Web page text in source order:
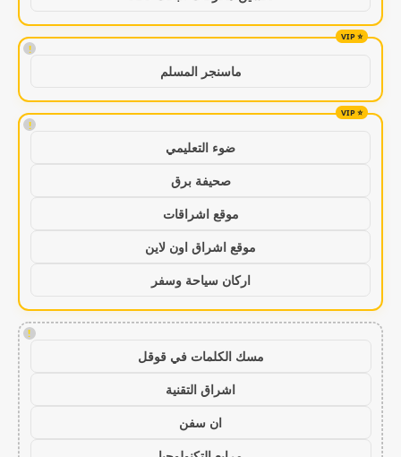
!
ماسنجر المسلم
!
ضوء التعليمي
صحيفة برق
موقع اشراقات
موقع اشراق اون لاين
اركان سياحة وسفر
!
مسك الكلمات في قوقل
اشراق التقنية
ان سفن